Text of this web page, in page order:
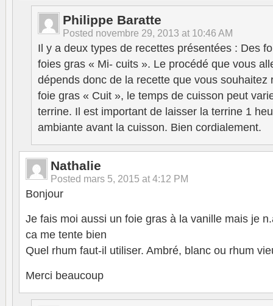
Philippe Baratte
Posted novembre 29, 2013 at 10:46 AM
Il y a deux types de recettes présentées : Des
foies gras « Mi- cuits ». Le procédé que vous
dépends donc de la recette que vous souhaitez
foie gras « Cuit », le temps de cuisson peut
terrine. Il est important de laisser la terrine 1
ambiante avant la cuisson. Bien cordialement.
Nathalie
Posted mars 5, 2015 at 4:12 PM
Bonjour
Je fais moi aussi un foie gras à la vanille mais je
ca me tente bien
Quel rhum faut-il utiliser. Ambré, blanc ou rhum
Merci beaucoup